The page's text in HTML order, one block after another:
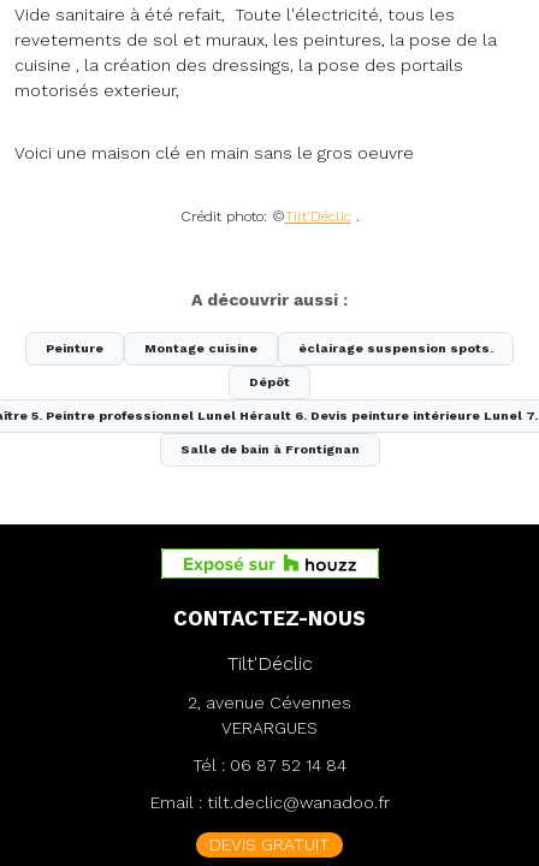
Vide sanitaire à été refait, Toute l'électricité, tous les
revetements de sol et muraux, les peintures, la pose de la
cuisine , la création des dressings, la pose des portails
motorisés exterieur,
Voici une maison clé en main sans le gros oeuvre
Crédit photo: ©Tilt'Déclic.
A découvrir aussi :
Peinture Montage cuisine éclairage suspension spots.
Dépôt
Peintre professionnel Lunel Hérault 6. Devis peinture intérieure
Salle de bain à Frontignan
CONTACTEZ-NOUS
Tilt'Déclic
2, avenue Cévennes
VERARGUES
Tél : 06 87 52 14 84
Email : tilt.declic@wanadoo.fr
DEVIS GRATUIT